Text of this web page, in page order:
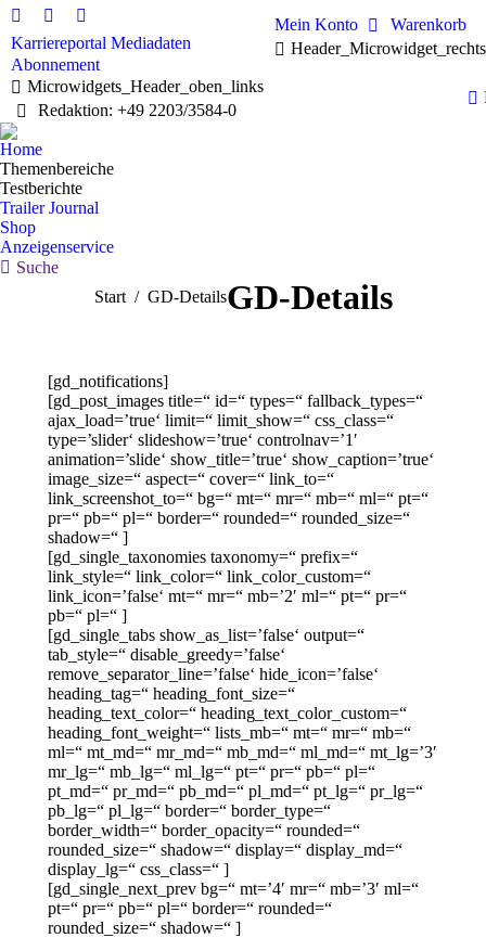
Linkedin
page
opens
in
new
window
Facebook
page
opens
in
new
X
page
opens
in
new
Karriereportal Mediadaten
Abonnement
Microwidgets_Header_oben_links
Redaktion: +49 2203/3584-0
Mein Konto
Warenkorb
Home
Themenbereiche
Testberichte
Trailer Journal
Shop
Anzeigenservice
Search:
Suche
Sie befinden sich hier:
Start GD-DetailsGD-Details
[gd_notifications]
[gd_post_images title=“ id=“ types=“ fallback_types=“
ajax_load=’true‘ limit=“ limit_show=“ css_class=“
type=’slider‘ slideshow=’true‘ controlnav=’1′
animation=’slide‘ show_title=’true‘ show_caption=’true‘
image_size=“ aspect=“ cover=“ link_to=“
link_screenshot_to=“ bg=“ mt=“ mr=“ mb=“ ml=“ pt=“
pr=“ pb=“ pl=“ border=“ rounded=“ rounded_size=“
shadow=“ ]
[gd_single_taxonomies taxonomy=“ prefix=“
link_style=“ link_color=“ link_color_custom=“
link_icon=’false‘ mt=“ mr=“ mb=’2′ ml=“ pt=“ pr=“
pb=“ pl=“ ]
[gd_single_tabs show_as_list=’false‘ output=“
tab_style=“ disable_greedy=’false‘
remove_separator_line=’false‘ hide_icon=’false‘
heading_tag=“ heading_font_size=“
heading_text_color=“ heading_text_color_custom=“
heading_font_weight=“ lists_mb=“ mt=“ mr=“ mb=“
ml=“ mt_md=“ mr_md=“ mb_md=“ ml_md=“ mt_lg=’3′
mr_lg=“ mb_lg=“ ml_lg=“ pt=“ pr=“ pb=“ pl=“
pt_md=“ pr_md=“ pb_md=“ pl_md=“ pt_lg=“ pr_lg=“
pb_lg=“ pl_lg=“ border=“ border_type=“
border_width=“ border_opacity=“ rounded=“
rounded_size=“ shadow=“ display=“ display_md=“
display_lg=“ css_class=“ ]
[gd_single_next_prev bg=“ mt=’4′ mr=“ mb=’3′ ml=“
pt=“ pr=“ pb=“ pl=“ border=“ rounded=“
rounded_size=“ shadow=“ ]